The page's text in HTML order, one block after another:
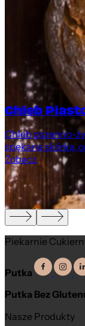
Chleb
Chleb pszenno-
spękaną skórką,
Zobacz
Piekarnie
Putka
Putka Bez
Nasze Produkty